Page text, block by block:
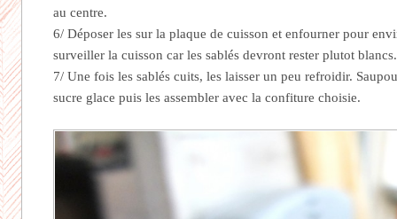
au centre.
6/ Déposer les sur la plaque de cuisson et enfourner pour
surveiller la cuisson car les sablés devront rester plutot blancs.
7/ Une fois les sablés cuits, les laisser un peu refroidir.
sucre glace puis les assembler avec la confiture choisie.